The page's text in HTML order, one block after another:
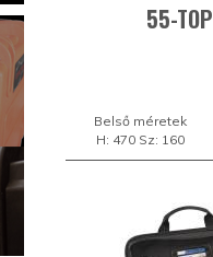
55-
Belső méretek
H: 470 Sz: 160